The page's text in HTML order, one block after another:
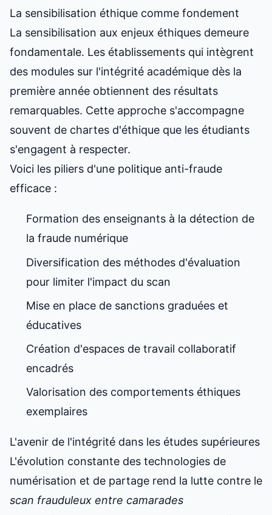
La sensibilisation éthique comme fondement
La sensibilisation aux enjeux éthiques demeure
fondamentale. Les établissements qui intègrent
des modules sur l'intégrité académique dès la
première année obtiennent des résultats
remarquables. Cette approche s'accompagne
souvent de chartes d'éthique que les étudiants
s'engagent à respecter.
Voici les piliers d'une politique anti-fraude
efficace :
Formation des enseignants à la détection de
la fraude numérique
Diversification des méthodes d'évaluation
pour limiter l'impact du scan
Mise en place de sanctions graduées et
éducatives
Création d'espaces de travail collaboratif
encadrés
Valorisation des comportements éthiques
exemplaires
L'avenir de l'intégrité dans les études supérieures
L'évolution constante des technologies de
numérisation et de partage rend la lutte contre le
scan frauduleux entre camarades